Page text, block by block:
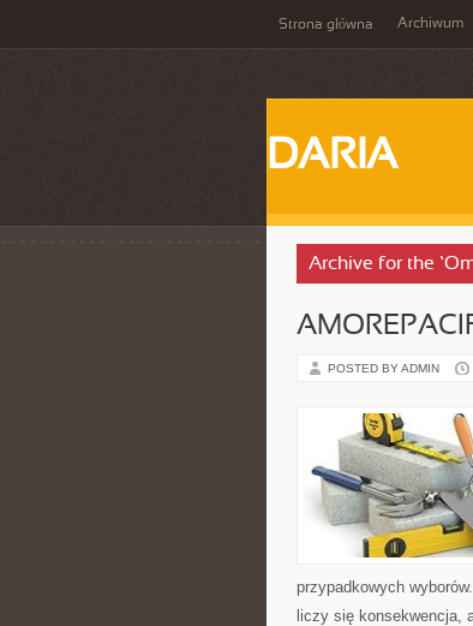
Strona główna Archiwum
DARIA
Archive for the
POSTED BY ADMIN
przypadkowych
liczy się konsekwencja,